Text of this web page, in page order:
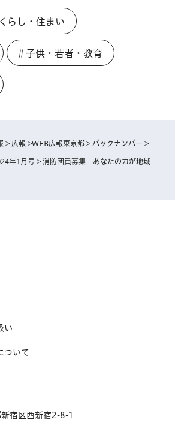
らし・住まい
＃子供・若者・教育
> 広報 >WEB広報東京都 > バックナンバー >
年1月号 > 消防団員募集 あなたの力が地域
宿区西新宿2-8-1
い
ついて